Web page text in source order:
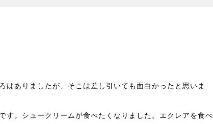
はありましたが、そこは差し引いても面白かったと思いま
す。シュークリームが食べたくなりました。エクレアを食べ